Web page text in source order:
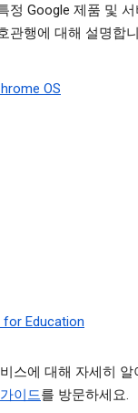
정 Google 제품 및
관행에 대해 설명합
OS
Education
스에 대해 자세히 알
이드를 방문하세요.